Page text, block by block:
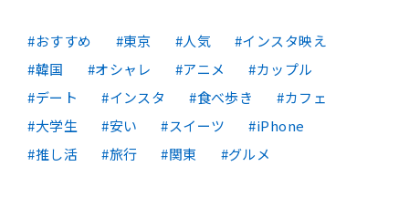
おすすめ 東京 人気
インスタ映え
韓国
オシャレ アニメ
カップル
デート
インスタ 食べ歩き
カフェ
大学生
安い スイーツ
iPhone
推し活
旅行 関東 グルメ